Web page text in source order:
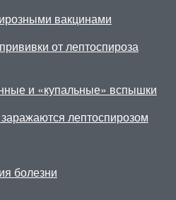
вакцинами
от лептоспироза
и «купальные» вспышки
лептоспирозом
болезни